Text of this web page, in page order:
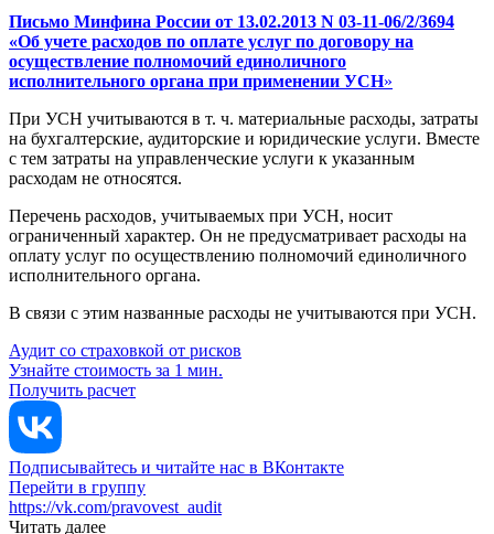
Письмо Минфина России от 13.02.2013 N 03-11-06/2/3694
«Об учете расходов по оплате услуг по договору на
осуществление полномочий единоличного
исполнительного органа при применении УСН»
При УСН учитываются в т. ч. материальные расходы, затраты
на бухгалтерские, аудиторские и юридические услуги. Вместе
с тем затраты на управленческие услуги к указанным
расходам не относятся.
Перечень расходов, учитываемых при УСН, носит
ограниченный характер. Он не предусматривает расходы на
оплату услуг по осуществлению полномочий единоличного
исполнительного органа.
В связи с этим названные расходы не учитываются при УСН.
Аудит со страховкой от рисков
Узнайте стоимость за 1 мин.
Получить расчет
Подписывайтесь и читайте нас в ВКонтакте
Перейти в группу
https://vk.com/pravovest_audit
Читать далее